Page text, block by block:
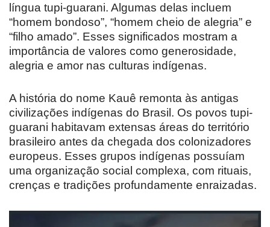
língua tupi-guarani. Algumas delas incluem
“homem bondoso”, “homem cheio de alegria” e
“filho amado”. Esses significados mostram a
importância de valores como generosidade,
alegria e amor nas culturas indígenas.
A história do nome Kauê remonta às antigas
civilizações indígenas do Brasil. Os povos tupi-
guarani habitavam extensas áreas do território
brasileiro antes da chegada dos colonizadores
europeus. Esses grupos indígenas possuíam
uma organização social complexa, com rituais,
crenças e tradições profundamente enraizadas.